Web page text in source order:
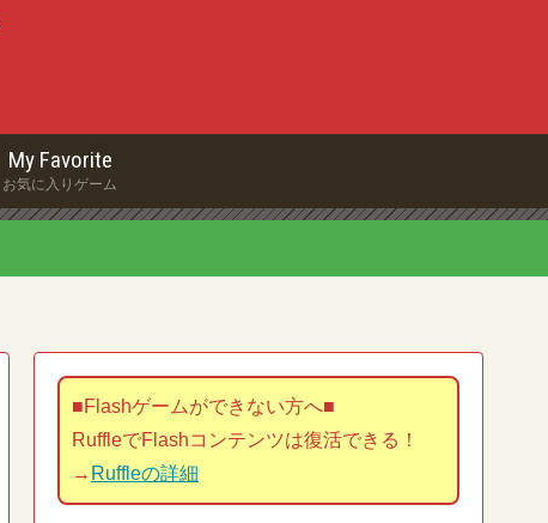
My Favorite
お気に入りゲーム
■Flashゲームができない方へ■
RuffleでFlashコンテンツは復活できる！
→ Ruffleの詳細